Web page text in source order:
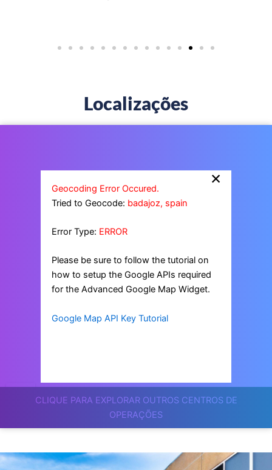
Localizações
CLIQUE PARA EXPLORAR OUTROS CENTROS DE
OPERAÇÕES
×
Geocoding Error Occured.
Tried to Geocode: badajoz, spain
Error Type: ERROR
Please be sure to follow the tutorial on
how to setup the Google APIs required
for the Advanced Google Map Widget.
Google Map API Key Tutorial